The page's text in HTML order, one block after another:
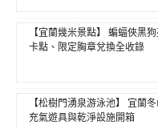
【宜蘭幾米景點】 蝙蝠俠黑
卡點、限定胸章兌換全收錄
【松樹門湧泉游泳池】 宜蘭
充氣遊具與乾淨設施開箱